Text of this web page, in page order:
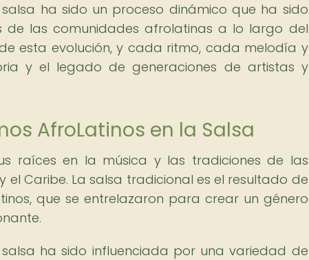
ha sido un proceso dinámico que ha sido
de las comunidades afrolatinas a lo largo del
esta evolución, y cada ritmo, cada melodía y
y el legado de generaciones de artistas y
AfroLatinos en la Salsa
raíces en la música y las tradiciones de las
Caribe. La salsa tradicional es el resultado de
que se entrelazaron para crear un género
ha sido influenciada por una variedad de